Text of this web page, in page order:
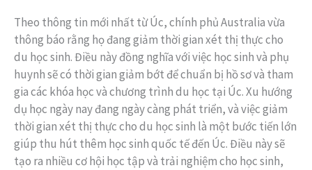
Theo thông tin mới nhất từ Úc, chính phủ Australia vừa
thông báo rằng họ đang giảm thời gian xét thị thực cho
du học sinh. Điều này đồng nghĩa với việc học sinh và phụ
huynh sẽ có thời gian giảm bớt để chuẩn bị hồ sơ và tham
gia các khóa học và chương trình du học tại Úc. Xu hướng
dụ học ngày nay đang ngày càng phát triển, và việc giảm
thời gian xét thị thực cho du học sinh là một bước tiến lớn
giúp thu hút thêm học sinh quốc tế đến Úc. Điều này sẽ
tạo ra nhiều cơ hội học tập và trải nghiệm cho học sinh,